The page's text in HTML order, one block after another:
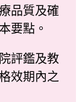
品質及確
要點。
評鑑及教
效期內之